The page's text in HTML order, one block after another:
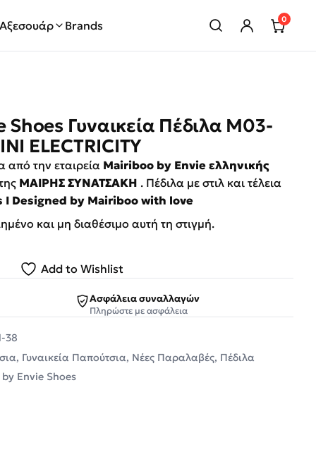
Αξεσουάρ Brands 0
Shoes Γυναικεία Πέδιλα M03-
ELECTRICITY
από την εταιρεία Mairiboo by Envie ελληνικής
ΜΑΙΡΗΣ ΣΥΝΑΤΣΑΚΗ . Πέδιλα με στιλ και τέλεια
I Designed by Mairiboo with love
και μη διαθέσιμο αυτή τη στιγμή.
Add to Wishlist
Ασφάλεια συναλλαγών
Πληρώστε με ασφάλεια
38
, Γυναικεία Παπούτσια, Νέες Παραλαβές, Πέδιλα
Envie Shoes